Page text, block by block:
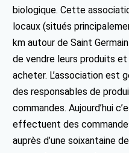
biologique. Cette
locaux (situés
km autour de Saint
de vendre leurs produits
acheter. L’association est
des responsables de
commandes. Aujourd’hui
effectuent des
auprès d’une soixantaine